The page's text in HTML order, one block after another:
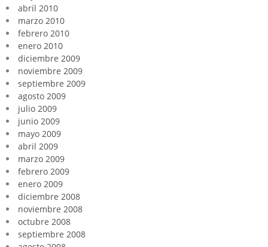
abril 2010
marzo 2010
febrero 2010
enero 2010
diciembre 2009
noviembre 2009
septiembre 2009
agosto 2009
julio 2009
junio 2009
mayo 2009
abril 2009
marzo 2009
febrero 2009
enero 2009
diciembre 2008
noviembre 2008
octubre 2008
septiembre 2008